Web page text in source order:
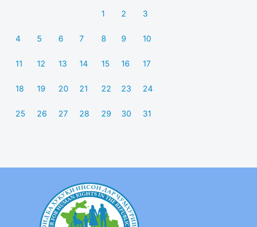
1
2 3
4 5 6 7 8 9 10
11 12 13 14 15 16 17
18 19 20 21 22 23 24
25 26 27 28 29 30 31